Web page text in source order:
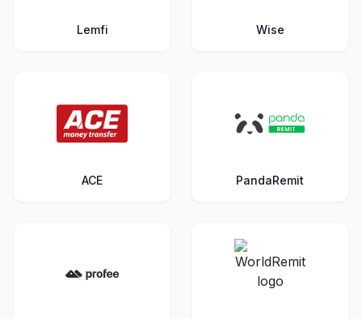
Lemfi Wise
ACE PandaRemit